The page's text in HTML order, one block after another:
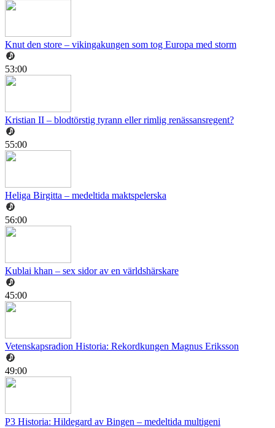
Knut den store – vikingakungen som tog Europa med storm
53:00
Kristian II – blodtörstig tyrann eller rimlig renässansregent?
55:00
Heliga Birgitta – medeltida maktspelerska
56:00
Kublai khan – sex sidor av en världshärskare
45:00
Vetenskapsradion Historia: Rekordkungen Magnus Eriksson
49:00
P3 Historia: Hildegard av Bingen – medeltida multigeni